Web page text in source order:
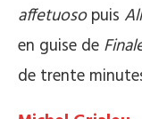
affetuosopuis
en guise de
de trente